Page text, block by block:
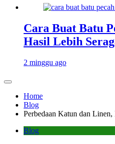
Cara Buat Batu
Hasil Lebih
2 minggu ago
Home
Blog
Perbedaan Katun dan
Blog